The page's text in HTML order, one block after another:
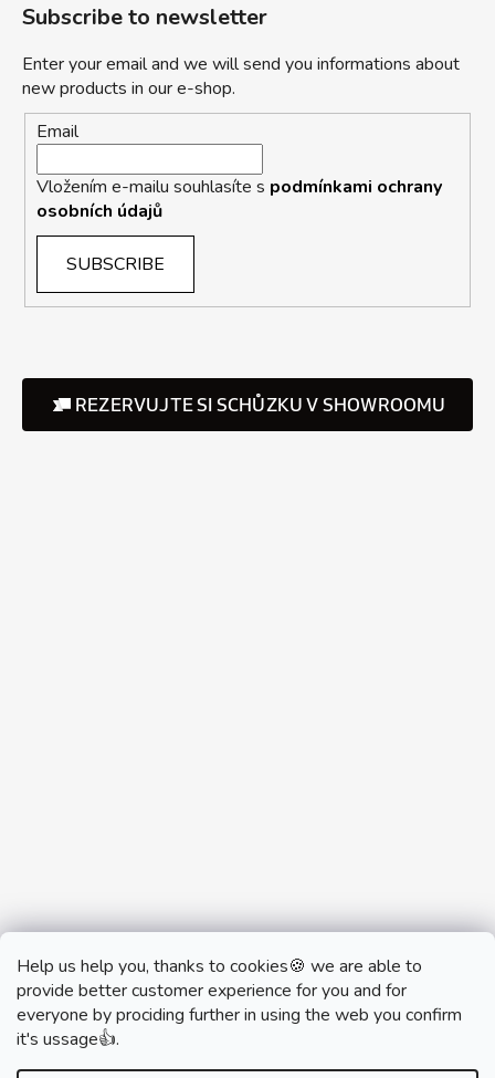
Help us help you, thanks to cookies🍪 we are able to
provide better customer experience for you and for
everyone by prociding further in using the web you confirm
it's ussage👍.
Subscribe to newsletter
Enter your email and we will send you informations about
new products in our e-shop.
Email
Vložením e-mailu souhlasíte s podmínkami ochrany
osobních údajů
SUBSCRIBE
REZERVUJTE SI SCHŮZKU V SHOWROOMU